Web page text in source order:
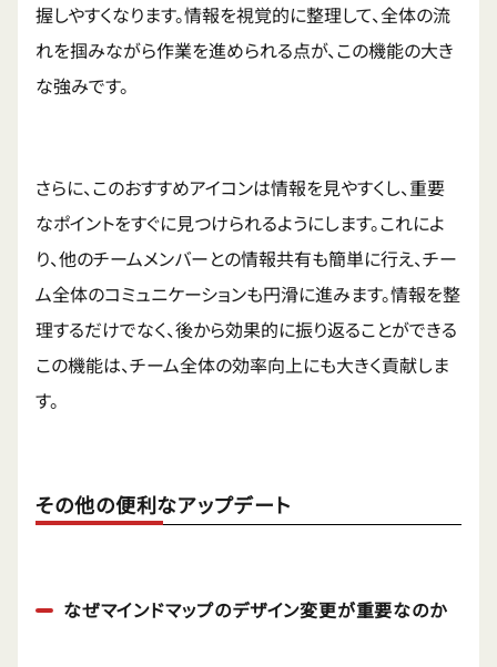
握しやすくなります。情報を視覚的に整理して、全体の流
れを掴みながら作業を進められる点が、この機能の大き
な強みです。
さらに、このおすすめアイコンは情報を見やすくし、重要
なポイントをすぐに見つけられるようにします。これによ
り、他のチームメンバーとの情報共有も簡単に行え、チー
ム全体のコミュニケーションも円滑に進みます。情報を整
理するだけでなく、後から効果的に振り返ることができる
この機能は、チーム全体の効率向上にも大きく貢献しま
す。
その他の便利なアップデート
なぜマインドマップのデザイン変更が重要なのか